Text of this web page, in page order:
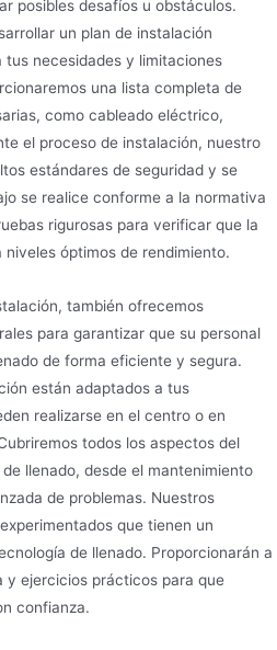
posibles desafíos u obstáculos.
un plan de instalación
necesidades y limitaciones
una lista completa de
como cableado eléctrico,
el proceso de instalación, nuestro
estándares de seguridad y se
se realice conforme a la normativa
rigurosas para verificar que la
óptimos de rendimiento.
también ofrecemos
para garantizar que su personal
de forma eficiente y segura.
están adaptados a tus
realizarse en el centro o en
todos los aspectos del
llenado, desde el mantenimiento
de problemas. Nuestros
que tienen un
de llenado. Proporcionarán a
ejercicios prácticos para que
confianza.